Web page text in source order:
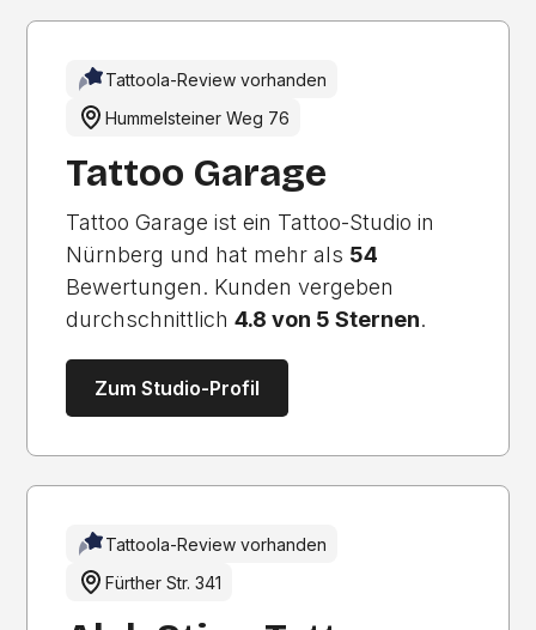
Tattoola-Review vorhanden
Hummelsteiner Weg 76
Tattoo Garage
Tattoo Garage ist ein Tattoo-Studio in
Nürnberg und hat mehr als 54
Bewertungen. Kunden vergeben
durchschnittlich4.8 von 5 Sternen.
Zum Studio-Profil
Tattoola-Review vorhanden
Fürther Str. 341